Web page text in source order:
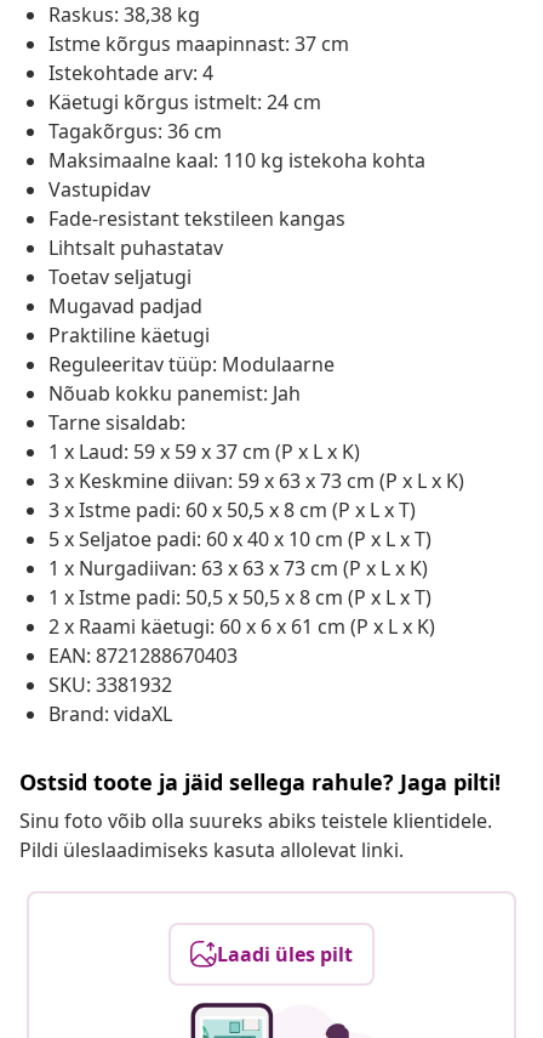
Raskus: 38,38 kg
Istme kõrgus maapinnast: 37 cm
Istekohtade arv: 4
Käetugi kõrgus istmelt: 24 cm
Tagakõrgus: 36 cm
Maksimaalne kaal: 110 kg istekoha kohta
Vastupidav
Fade-resistant tekstileen kangas
Lihtsalt puhastatav
Toetav seljatugi
Mugavad padjad
Praktiline käetugi
Reguleeritav tüüp: Modulaarne
Nõuab kokku panemist: Jah
Tarne sisaldab:
1 x Laud: 59 x 59 x 37 cm (P x L x K)
3 x Keskmine diivan: 59 x 63 x 73 cm (P x L x K)
3 x Istme padi: 60 x 50,5 x 8 cm (P x L x T)
5 x Seljatoe padi: 60 x 40 x 10 cm (P x L x T)
1 x Nurgadiivan: 63 x 63 x 73 cm (P x L x K)
1 x Istme padi: 50,5 x 50,5 x 8 cm (P x L x T)
2 x Raami käetugi: 60 x 6 x 61 cm (P x L x K)
EAN: 8721288670403
SKU: 3381932
Brand: vidaXL
Ostsid toote ja jäid sellega rahule? Jaga pilti!
Sinu foto võib olla suureks abiks teistele klientidele.
Pildi üleslaadimiseks kasuta allolevat linki.
Laadi üles pilt